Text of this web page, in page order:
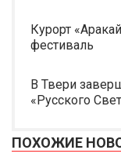
Курорт
фестиваль
В Твери
«Русского
ПОХОЖИЕ